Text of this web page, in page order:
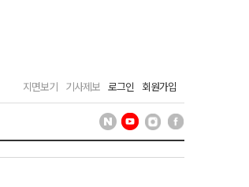
지면보기 기사제보 로그인 회원가입